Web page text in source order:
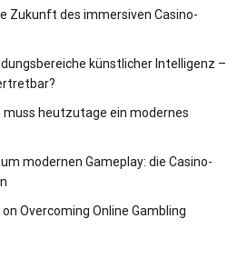
Zukunft des immersiven Casino-
künstlicher Intelligenz –
muss heutzutage ein modernes
modernen Gameplay: die Casino-
on Overcoming Online Gambling